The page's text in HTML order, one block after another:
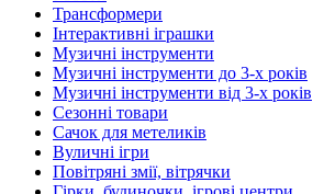
Трансформери
Інтерактивні іграшки
Музичні інструменти
Музичні інструменти до 3-х років
Музичні інструменти від 3-х років
Сезонні товари
Сачок для метеликів
Вуличні ігри
Повітряні змії, вітрячки